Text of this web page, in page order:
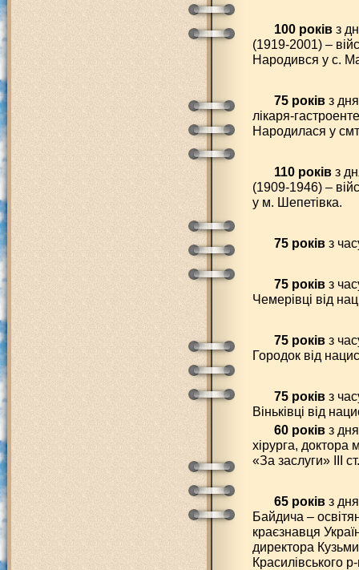
100 роківз
(1919-2001) –
Народився у с.
75 роківз
лікаря-
Народилася у смт
110 роківз
(1909-1946) –
у м. Шепетівка.
75 роківз
75 роківз
Чемерівці від
75 роківз
Городок від
75 роківз
Віньківці від
60 роківз
хірурга,
«За заслуги» III
65 роківз
Байдича –
краєзнавця
директора
Красилівського